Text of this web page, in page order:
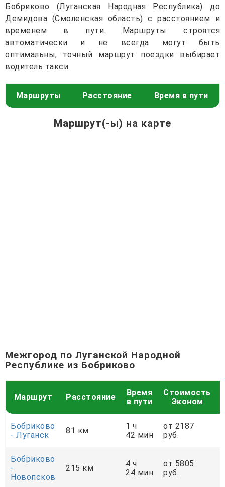
Бобриково (Луганская Народная Республика) до
Демидова (Смоленская область) с расстоянием и
временем в пути. Маршруты строятся
автоматически и не всегда могут быть
оптимальны, точный маршрут поездки выбирает
водитель такси.
Маршруты Расстояние Время в пути
Маршрут(-ы) на карте
Межгород по Луганской Народной
Республике из Бобриково
Маршрут Расстояние
Время
в пути
Стоимость
Эконом
Бобриково
- Луганск
81 км
1 ч
42 мин
от 2187
руб.
Бобриково
-
Новопсков
215 км
4 ч
24 мин
от 5805
руб.